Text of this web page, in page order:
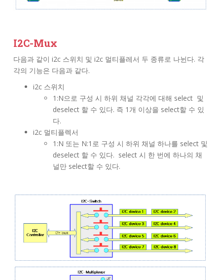
I2C-Mux
다음과 같이 i2c 스위치 및 i2c 멀티플레서 두 종류로 나뉜다. 각
각의 기능은 다음과 같다.
i2c 스위치
1:N으로 구성 시 하위 채널 각각에 대해 select 및
deselect 할 수 있다. 즉 1개 이상을 select할 수 있
다.
i2c 멀티플렉서
1:N 또는 N:1로 구성 시 하위 채널 하나를 select 및
deselect 할 수 있다. select 시 한 번에 하나의 채
널만 select할 수 있다.